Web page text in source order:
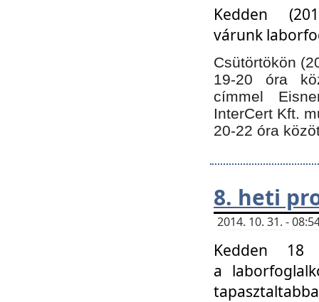
Kedden
várunk
Csütörtökön
19-20 óra
címmel
InterCert Kft.
20-22 óra
8. heti
2014. 10. 31. -
Kedden 18
a